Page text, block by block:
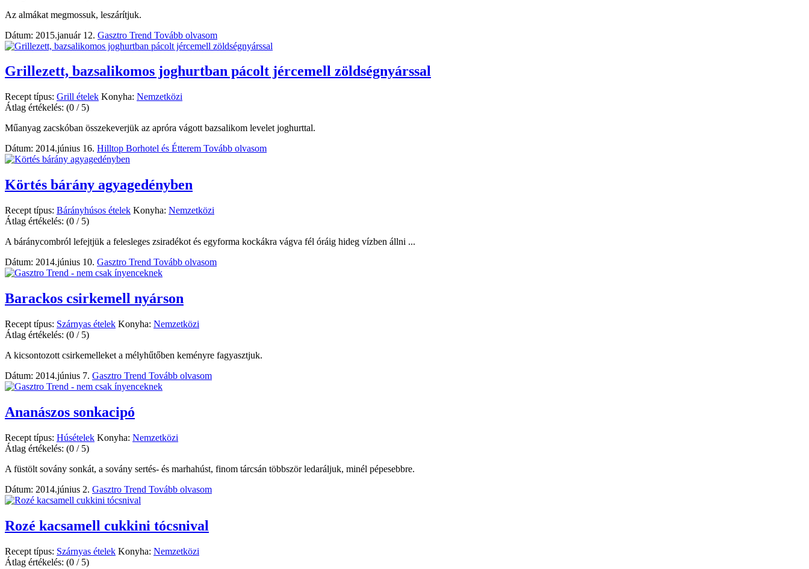
Az almákat megmossuk, leszárítjuk.
Dátum: 2015.január 12. Gasztro Trend Tovább olvasom
Grillezett, bazsalikomos joghurtban pácolt jércemell zöldségnyárssal
Recept típus: Grill ételek Konyha: Nemzetközi
Átlag értékelés: (0 / 5)
Műanyag zacskóban összekeverjük az apróra vágott bazsalikom levelet joghurttal.
Dátum: 2014.június 16. Hilltop Borhotel és Étterem Tovább olvasom
Körtés bárány agyagedényben
Recept típus: Bárányhúsos ételek Konyha: Nemzetközi
Átlag értékelés: (0 / 5)
A báránycombról lefejtjük a felesleges zsiradékot és egyforma kockákra vágva fél óráig hideg vízben állni ...
Dátum: 2014.június 10. Gasztro Trend Tovább olvasom
Barackos csirkemell nyárson
Recept típus: Szárnyas ételek Konyha: Nemzetközi
Átlag értékelés: (0 / 5)
A kicsontozott csirkemelleket a mélyhűtőben keményre fagyasztjuk.
Dátum: 2014.június 7. Gasztro Trend Tovább olvasom
Ananászos sonkacipó
Recept típus: Húsételek Konyha: Nemzetközi
Átlag értékelés: (0 / 5)
A füstölt sovány sonkát, a sovány sertés- és marhahúst, finom tárcsán többször ledaráljuk, minél pépesebbre.
Dátum: 2014.június 2. Gasztro Trend Tovább olvasom
Rozé kacsamell cukkini tócsnival
Recept típus: Szárnyas ételek Konyha: Nemzetközi
Átlag értékelés: (0 / 5)